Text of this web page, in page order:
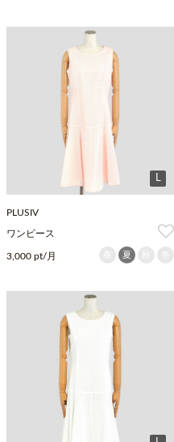
L
PLUSIV
ワンピース
3,000 pt/月 夏